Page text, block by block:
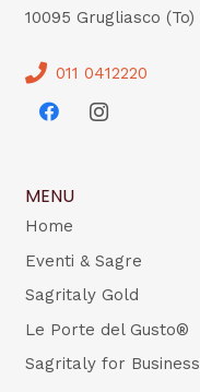
10095 Grugliasco (To)
011 0412220
MENU
Home
Eventi & Sagre
Sagritaly Gold
Le Porte del Gusto®
Sagritaly for Business